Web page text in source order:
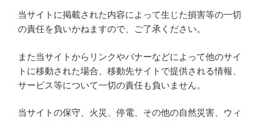
当サイトに掲載された内容によって生じた損害等の一切
の責任を負いかねますので、ご了承ください。
また当サイトからリンクやバナーなどによって他のサイ
トに移動された場合、移動先サイトで提供される情報、
サービス等について一切の責任も負いません。
当サイトの保守、火災、停電、その他の自然災害、ウィ